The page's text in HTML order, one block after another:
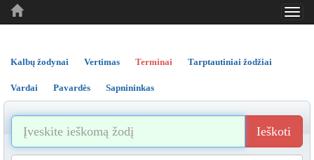
..
..
Kalbų žodynai Vertimas Terminai Tarptautiniai žodžiai
Vardai Pavardės Sapnininkas
Ieškoti